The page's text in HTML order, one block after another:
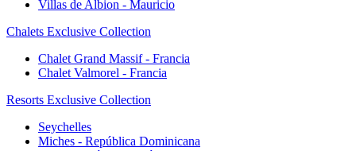
Villas de Albion - Mauricio
Chalets Exclusive Collection
Chalet Grand Massif - Francia
Chalet Valmorel - Francia
Resorts Exclusive Collection
Seychelles
Miches - República Dominicana